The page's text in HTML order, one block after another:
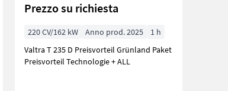
Prezzo su richiesta
220 CV/162 kW Anno prod. 2025
1 h
Valtra T 235 D Preisvorteil Grünland Paket
Preisvorteil Technologie + ALL